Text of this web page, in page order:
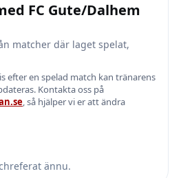
FC Gute/Dalhem
matcher där laget spelat,
efter en spelad match kan tränarens
Kontakta oss på
, så hjälper vi er att ändra
ännu.